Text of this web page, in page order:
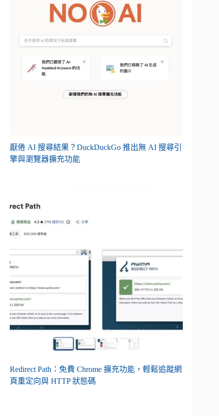
厭倦 AI 搜尋結果？DuckDuckGo 推出無 AI 搜尋引
擎與瀏覽器擴充功能
Redirect Path：免費 Chrome 擴充功能，輕鬆追蹤網
頁重定向與 HTTP 狀態碼